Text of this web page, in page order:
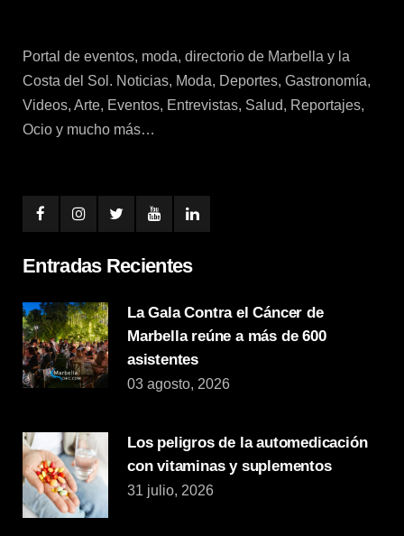
Portal de eventos, moda, directorio de Marbella y la
Costa del Sol. Noticias, Moda, Deportes, Gastronomía,
Videos, Arte, Eventos, Entrevistas, Salud, Reportajes,
Ocio y mucho más…
Entradas Recientes
La Gala Contra el Cáncer de
Marbella reúne a más de 600
asistentes
03 agosto, 2026
Los peligros de la automedicación
con vitaminas y suplementos
31 julio, 2026